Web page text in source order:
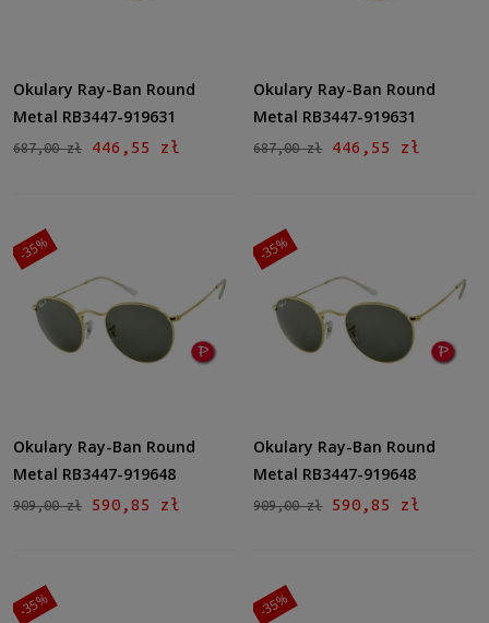
Okulary Ray-Ban Round
Metal RB3447-919631
687,00 zł 446,55 zł
Okulary Ray-Ban Round
Metal RB3447-919631
687,00 zł 446,55 zł
Okulary Ray-Ban Round
Metal RB3447-919648
909,00 zł 590,85 zł
-35%
Okulary Ray-Ban Round
Metal RB3447-919648
909,00 zł 590,85 zł
-35%
-35% -35%